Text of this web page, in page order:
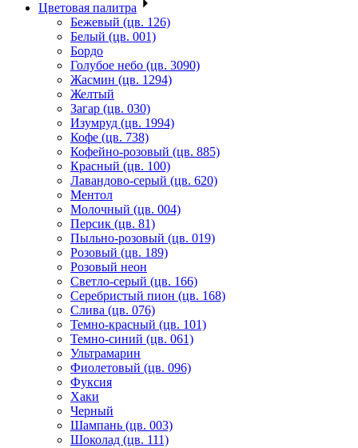
Цветовая палитра
Бежевый (цв. 126)
Белый (цв. 001)
Бордо
Голубое небо (цв. 3090)
Жасмин (цв. 1294)
Желтый
Загар (цв. 030)
Изумруд (цв. 1994)
Кофе (цв. 738)
Кофейно-розовый (цв. 885)
Красный (цв. 100)
Лавандово-серый (цв. 620)
Ментол
Молочный (цв. 004)
Персик (цв. 81)
Пыльно-розовый (цв. 019)
Розовый (цв. 189)
Розовый неон
Светло-серый (цв. 166)
Серебристый пион (цв. 168)
Слива (цв. 076)
Темно-красный (цв. 101)
Темно-синий (цв. 061)
Ультрамарин
Фиолетовый (цв. 096)
Фуксия
Хаки
Черный
Шампань (цв. 003)
Шоколад (цв. 111)